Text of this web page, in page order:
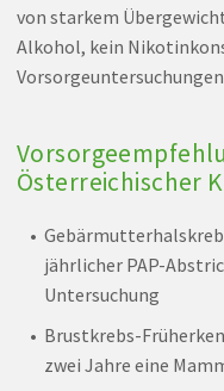
von starkem
Alkohol, kein
Österreichischer
jährlicher PAP-
Untersuchung
Brustkrebs-
zwei Jahre eine